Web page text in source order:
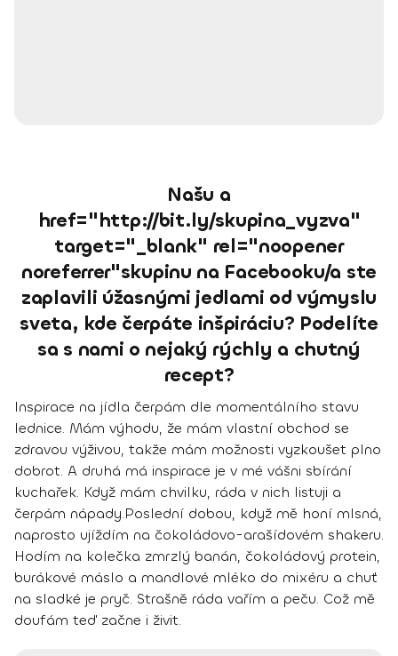
Našu a
href="http://bit.ly/skupina_vyzva"
target="_blank" rel="noopener
noreferrer"skupinu na Facebooku/a ste
zaplavili úžasnými jedlami od výmyslu
sveta, kde čerpáte inšpiráciu? Podelíte
sa s nami o nejaký rýchly a chutný
recept?
Inspirace na jídla čerpám dle momentálního stavu
lednice. Mám výhodu, že mám vlastní obchod se
zdravou výživou, takže mám možnosti vyzkoušet plno
dobrot. A druhá má inspirace je v mé vášni sbírání
kuchařek. Když mám chvilku, ráda v nich listuji a
čerpám nápady.Poslední dobou, když mě honí mlsná,
naprosto ujíždím na čokoládovo-arašídovém shakeru.
Hodím na kolečka zmrzlý banán, čokoládový protein,
burákové máslo a mandlové mléko do mixéru a chuť
na sladké je pryč. Strašně ráda vařím a peču. Což mě
doufám teď začne i živit.